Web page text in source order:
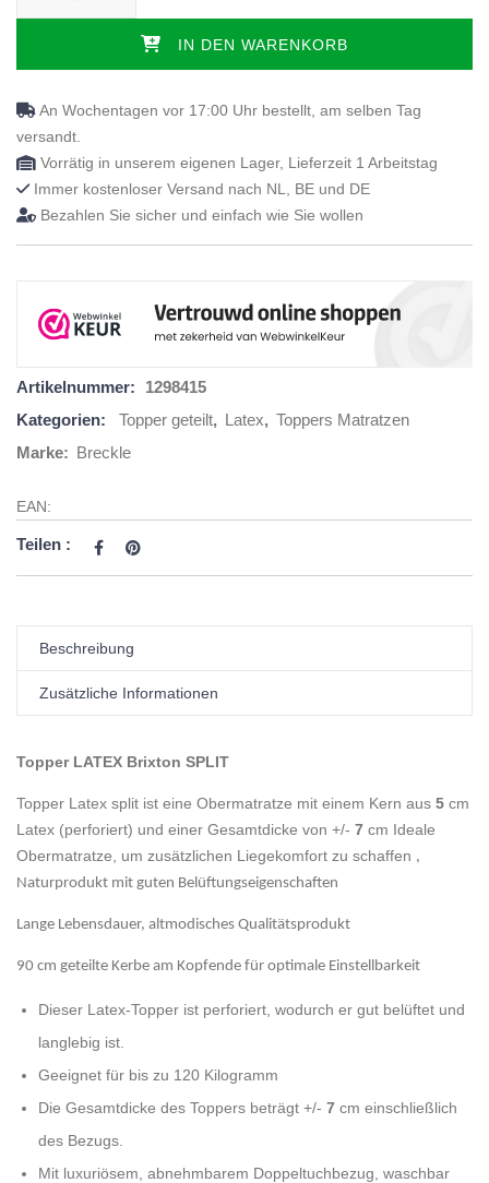
IN DEN WARENKORB
An Wochentagen vor 17:00 Uhr bestellt, am selben Tag
versandt.
Vorrätig in unserem eigenen Lager, Lieferzeit 1 Arbeitstag
Immer kostenloser Versand nach NL, BE und DE
Bezahlen Sie sicher und einfach wie Sie wollen
Artikelnummer:
1298415
Kategorien:
Topper geteilt, Latex, Toppers Matratzen
Marke: Breckle
EAN:
Teilen :
Beschreibung
Zusätzliche Informationen
Topper LATEX Brixton SPLIT
Topper Latex split ist eine Obermatratze mit einem Kern aus 5 cm
Latex (perforiert) und einer Gesamtdicke von +/- 7 cm Ideale
Obermatratze, um zusätzlichen Liegekomfort zu schaffen ,
Naturprodukt mit guten Belüftungseigenschaften
Lange Lebensdauer, altmodisches Qualitätsprodukt
90 cm geteilte Kerbe am Kopfende für optimale Einstellbarkeit
Dieser Latex-Topper ist perforiert, wodurch er gut belüftet und
langlebig ist.
Geeignet für bis zu 120 Kilogramm
Die Gesamtdicke des Toppers beträgt +/- 7 cm einschließlich
des Bezugs.
Mit luxuriösem, abnehmbarem Doppeltuchbezug, waschbar